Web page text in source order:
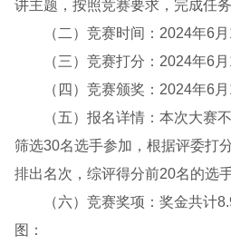
讲主题，按照竞赛要求，完成任务
（二）竞赛时间：2024年6月
（三）竞赛打分：2024年6月
（四）竞赛颁奖：2024年6月
（五）报名详情：本次大赛不
筛选30名选手参加，根据评委打
排出名次，综评得分前20名的选手
（六）竞赛奖项：奖金共计
图：